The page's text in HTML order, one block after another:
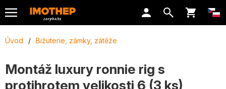
Úvod / Bižuterie, zámky, zátěže
Montáž luxury ronnie rig s
protihrotem velikosti 6 (3 ks)